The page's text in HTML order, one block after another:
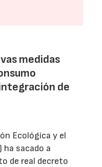
medidas
de
Ecológica y el
ha sacado a
de real decreto